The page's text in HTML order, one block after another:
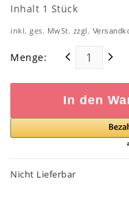
Inhalt 1 Stück
inkl. ges. MwSt. zzgl.
Menge:
In den
Nicht Lieferbar